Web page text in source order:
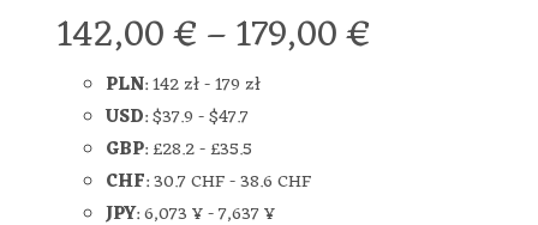
142,00€–179,00€
PLN:142 zł-179 zł
USD:$37.9-$47.7
GBP:£28.2-£35.5
CHF:30.7 CHF-38.6 CHF
JPY:6,073 ¥-7,637 ¥